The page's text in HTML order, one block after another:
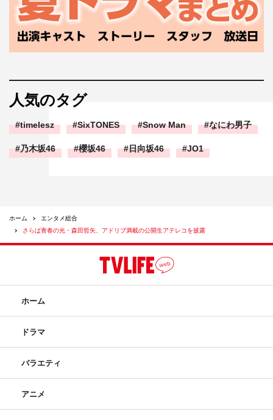
人気のタグ
timelesz SixTONES Snow Man なにわ男子
乃木坂46 櫻坂46 日向坂46 JO1
ホーム
エンタメ総合
さらば青春の光・森田哲矢、アドリブ満載の公開生アテレコを披露
ホーム
ドラマ
バラエティ
アニメ